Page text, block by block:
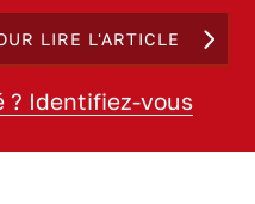
LIRE L'ARTICLE
? Identifiez-vous